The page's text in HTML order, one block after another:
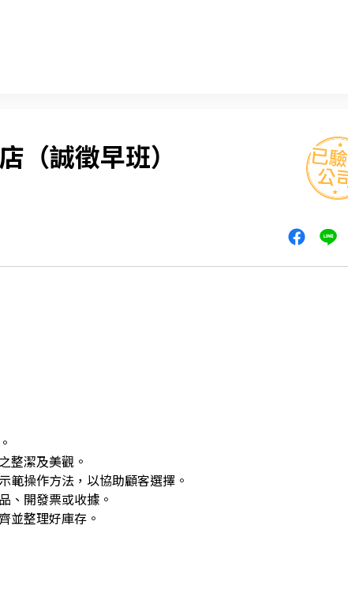
（誠徵早班）
整潔及美觀。
範操作方法，以協助顧客選擇。
、開發票或收據。
並整理好庫存。